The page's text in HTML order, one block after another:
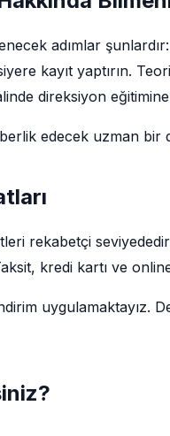
adımlar
kayıt yaptırın.
direksiyon eğitimine
edecek uzman bir
rekabetçi
kredi kartı ve
uygulamaktayız.